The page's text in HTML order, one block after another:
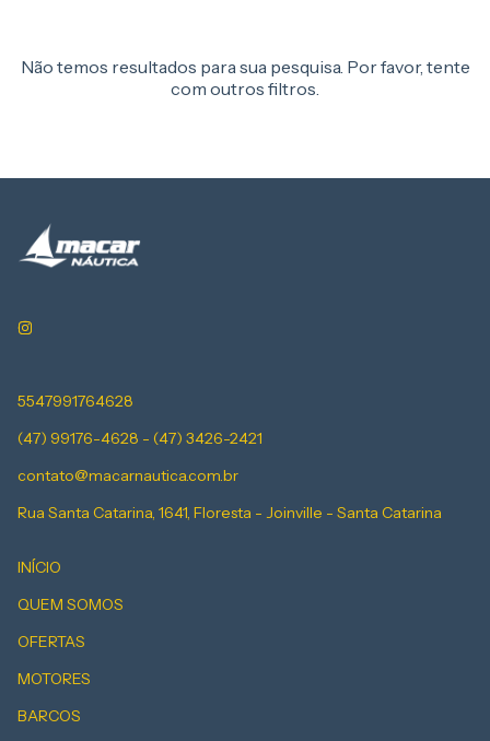
Não temos resultados para sua pesquisa. Por favor, tente
com outros filtros.
5547991764628
(47) 99176-4628 - (47) 3426-2421
contato@macarnautica.com.br
Rua Santa Catarina, 1641, Floresta - Joinville - Santa Catarina
INÍCIO
QUEM SOMOS
OFERTAS
MOTORES
BARCOS